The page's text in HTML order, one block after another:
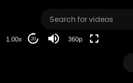
1.00x 20 360p